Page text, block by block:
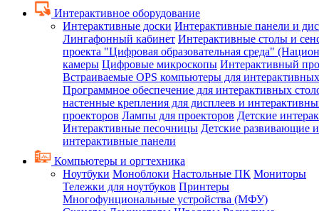
Интерактивное оборудование
Интерактивные доски Интерактивные панели и
Лингафонный кабинет Интерактивные столы и
проекта "Цифровая образовательная среда"
камеры Цифровые микроскопы Интерактивный
Встраиваемые OPS компьютеры для
Программное обеспечение для интерактивных
настенные крепления для дисплеев и
проекторов Лампы для проекторов Детские
Интерактивные песочницы Детские развивающие
интерактивные панели
Компьютеры и оргтехника
Ноутбуки Моноблоки Настольные ПК Мониторы
Тележки для ноутбуков Принтеры
Многофунциональные устройства (МФУ)